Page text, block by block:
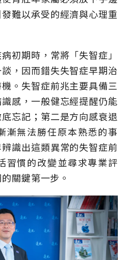
難以承受的經濟與心理重
初期時，常將「失智症」
，因而錯失失智症早期治
。失智症前兆主要具備三
感，一般健忘經提醒仍能
忘記；第二是方向感衰退
漸無法勝任原本熟悉的事
識出這類異常的失智症前
習慣的改變並尋求專業評
關鍵第一步。